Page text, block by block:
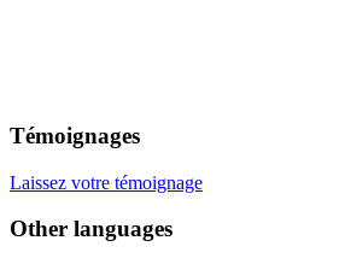
Témoignages
Laissez votre témoignage
Other languages